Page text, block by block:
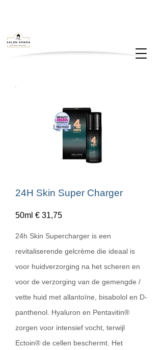
24H Skin Super Charger
50ml € 31,75
24h Skin Supercharger is een
revitaliserende gelcrème die ideaal is
voor huidverzorging na het scheren en
voor de verzorging van de gemengde /
vette huid met allantoïne, bisabolol en D-
panthenol. Hyaluron en Pentavitin®
zorgen voor intensief vocht, terwijl
Ectoin® de cellen beschermt. Het